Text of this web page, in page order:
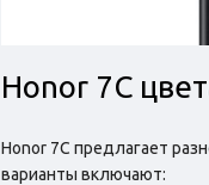
Honor 7C
Honor 7C предлагает
варианты включают: